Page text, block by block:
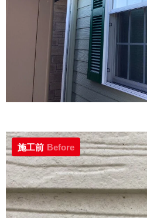
施工前 Before